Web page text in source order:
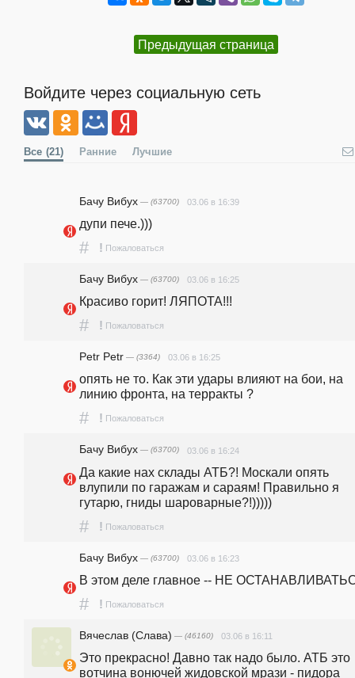
Предыдущая страница
Войдите через социальную сеть
Все (21) Ранние Лучшие
Бачу Вибух — (63700) 03.06 в 16:39
дупи пече.)))
# ! Пожаловаться
Бачу Вибух — (63700) 03.06 в 16:25
Красиво горит! ЛЯПОТА!!!
# ! Пожаловаться
Petr Petr — (3364) 03.06 в 16:25
опять не то. Как эти удары влияют на бои, на
линию фронта, на терракты ?
# ! Пожаловаться
Бачу Вибух — (63700) 03.06 в 16:24
Да какие нах склады АТБ?! Москали опять
влупили по гаражам и сараям! Правильно я
гутарю, гниды шароварные?!)))))
# ! Пожаловаться
Бачу Вибух — (63700) 03.06 в 16:23
В этом деле главное -- НЕ
# ! Пожаловаться
Вячеслав (Слава) — (46160) 03.06 в 16:11
Это прекрасно! Давно так надо было. АТБ это
вотчина вонючей жидовской мрази - пидора